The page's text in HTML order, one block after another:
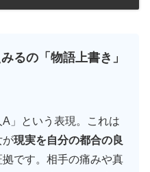
るの「物語上書き」
」という表現。これは
が現実を自分の都合の良
拠です。相手の痛みや真